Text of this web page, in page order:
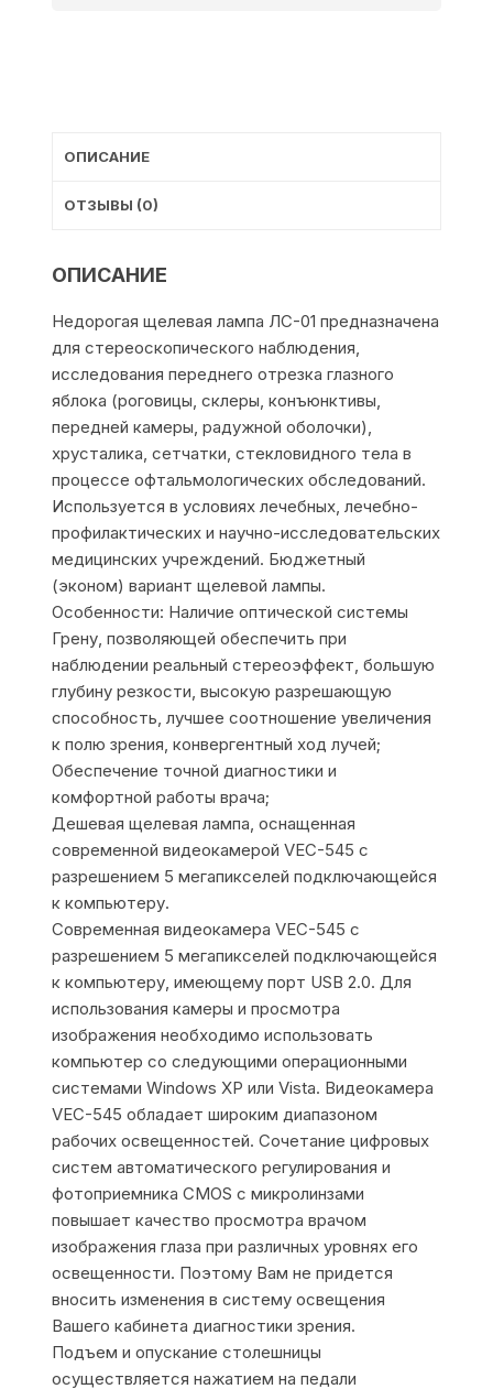
ОПИСАНИЕ
ОТЗЫВЫ (0)
ОПИСАНИЕ
Недорогая щелевая лампа ЛС-01 предназначена
для стереоскопического наблюдения,
исследования переднего отрезка глазного
яблока (роговицы, склеры, конъюнктивы,
передней камеры, радужной оболочки),
хрусталика, сетчатки, стекловидного тела в
процессе офтальмологических обследований.
Используется в условиях лечебных, лечебно-
профилактических и научно-исследовательских
медицинских учреждений. Бюджетный
(эконом) вариант щелевой лампы.
Особенности: Наличие оптической системы
Грену, позволяющей обеспечить при
наблюдении реальный стереоэффект, большую
глубину резкости, высокую разрешающую
способность, лучшее соотношение увеличения
к полю зрения, конвергентный ход лучей;
Обеспечение точной диагностики и
комфортной работы врача;
Дешевая щелевая лампа, оснащенная
современной видеокамерой VEC-545 с
разрешением 5 мегапикселей подключающейся
к компьютеру.
Современная видеокамера VEC-545 с
разрешением 5 мегапикселей подключающейся
к компьютеру, имеющему порт USB 2.0. Для
использования камеры и просмотра
изображения необходимо использовать
компьютер со следующими операционными
системами Windows XP или Vista. Видеокамера
VEC-545 обладает широким диапазоном
рабочих освещенностей. Сочетание цифровых
систем автоматического регулирования и
фотоприемника CMOS с микролинзами
повышает качество просмотра врачом
изображения глаза при различных уровнях его
освещенности. Поэтому Вам не придется
вносить изменения в систему освещения
Вашего кабинета диагностики зрения.
Подъем и опускание столешницы
осуществляется нажатием на педали